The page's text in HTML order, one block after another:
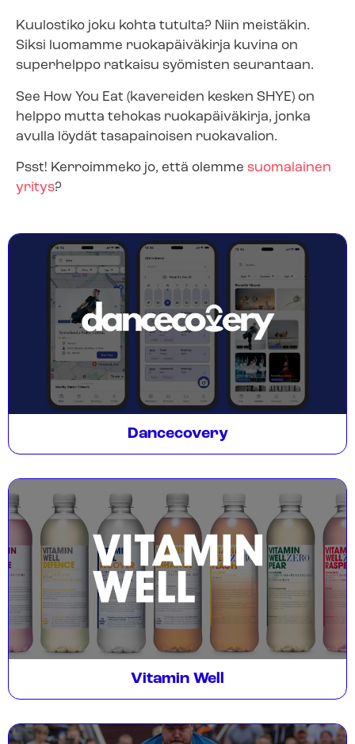
Kuulostiko joku kohta tutulta? Niin meistäkin.
Siksi luomamme ruokapäiväkirja kuvina on
superhelppo ratkaisu syömisten seurantaan.
See How You Eat (kavereiden kesken SHYE) on
helppo mutta tehokas ruokapäiväkirja, jonka
avulla löydät tasapainoisen ruokavalion.
Psst! Kerroimmeko jo, että olemme suomalainen
yritys?
Dancecovery
Vitamin Well